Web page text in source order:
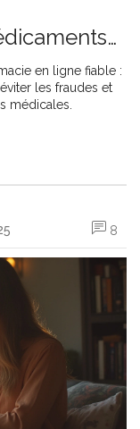
en ligne fiable :
les fraudes et
médicales.
8